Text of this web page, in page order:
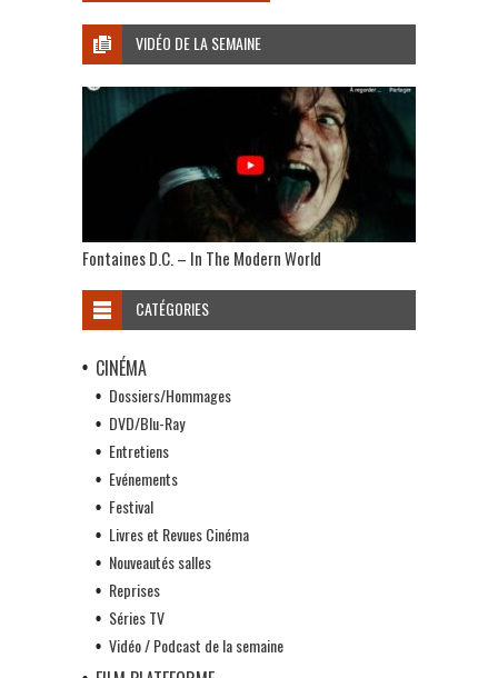
VIDÉO DE LA SEMAINE
Fontaines D.C. – In The Modern World
CATÉGORIES
CINÉMA
Dossiers/Hommages
DVD/Blu-Ray
Entretiens
Evénements
Festival
Livres et Revues Cinéma
Nouveautés salles
Reprises
Séries TV
Vidéo / Podcast de la semaine